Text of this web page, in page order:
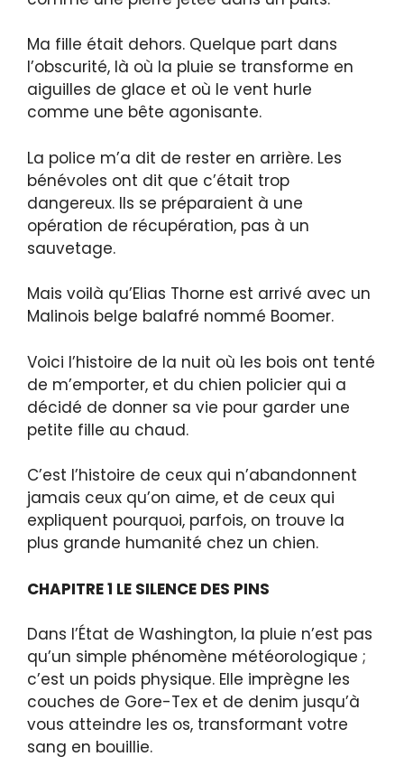
Ma fille était dehors. Quelque part dans
l’obscurité, là où la pluie se transforme en
aiguilles de glace et où le vent hurle
comme une bête agonisante.
La police m’a dit de rester en arrière. Les
bénévoles ont dit que c’était trop
dangereux. Ils se préparaient à une
opération de récupération, pas à un
sauvetage.
Mais voilà qu’Elias Thorne est arrivé avec un
Malinois belge balafré nommé Boomer.
Voici l’histoire de la nuit où les bois ont tenté
de m’emporter, et du chien policier qui a
décidé de donner sa vie pour garder une
petite fille au chaud.
C’est l’histoire de ceux qui n’abandonnent
jamais ceux qu’on aime, et de ceux qui
expliquent pourquoi, parfois, on trouve la
plus grande humanité chez un chien.
CHAPITRE 1 LE SILENCE DES PINS
Dans l’État de Washington, la pluie n’est pas
qu’un simple phénomène météorologique ;
c’est un poids physique. Elle imprègne les
couches de Gore-Tex et de denim jusqu’à
vous atteindre les os, transformant votre
sang en bouillie.